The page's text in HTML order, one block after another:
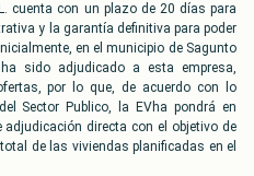
cuenta con un plazo de 20 días para
y la garantía definitiva para poder
en el municipio de Sagunto
sido adjudicado a esta empresa,
por lo que, de acuerdo con lo
Sector Publico, la EVha pondrá en
adjudicación directa con el objetivo de
de las viviendas planificadas en el